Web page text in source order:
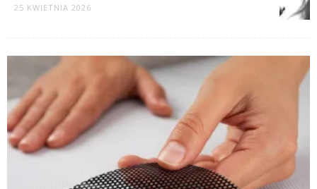
25 KWIETNIA 2026